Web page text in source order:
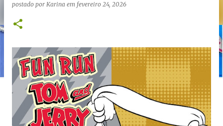
postado por Karina em fevereiro 24, 2026